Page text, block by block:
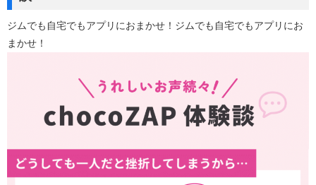
ジムでも自宅でもアプリにおまかせ！ジムでも自宅でもアプリにお
まかせ！